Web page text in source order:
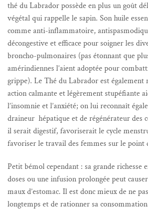
thé du Labrador possède en plus un goût
végétal qui rappelle le sapin. Son huile
comme anti-inflammatoire,
décongestive et efficace pour soigner les
broncho-pulmonaires (pas étonnant que
amérindiennes l’aient adoptée pour
grippe). Le Thé du Labrador est également
action calmante et légèrement stupéfiante
l’insomnie et l’anxiété; on lui reconnaît
draineur hépatique et de régénérateur des
il serait digestif, favoriserait le cycle
favoriser le travail des femmes sur le point
Petit bémol cependant : sa grande richesse
doses ou une infusion prolongée peut
maux d’estomac. Il est donc mieux de ne
longtemps et de rationner sa